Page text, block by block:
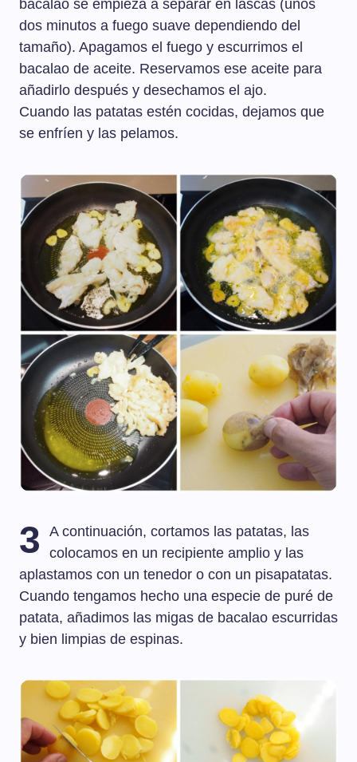
bacalao se empieza a separar en lascas (unos
dos minutos a fuego suave dependiendo del
tamaño). Apagamos el fuego y escurrimos el
bacalao de aceite. Reservamos ese aceite para
añadirlo después y desechamos el ajo.
Cuando las patatas estén cocidas, dejamos que
se enfríen y las pelamos.
3
A continuación, cortamos las patatas, las
colocamos en un recipiente amplio y las
aplastamos con un tenedor o con un pisapatatas.
Cuando tengamos hecho una especie de puré de
patata, añadimos las migas de bacalao escurridas
y bien limpias de espinas.